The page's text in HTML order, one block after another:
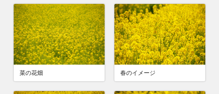
菜の花畑 春のイメージ